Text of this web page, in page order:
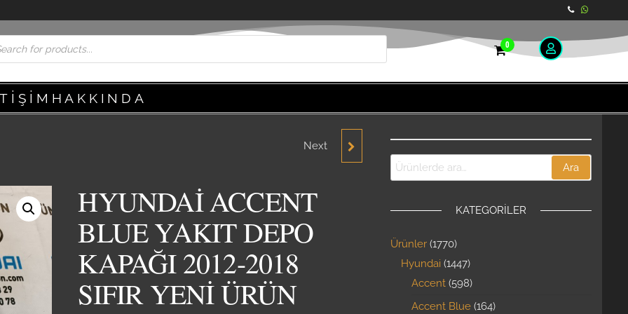
0
HAKKINDA
HYUNDAİ ELANTRA İÇ
SIFIR YENİ ÜRÜN
Next
HYUNDAİ ACCENT
BLUE YAKIT DEPO
KAPAĞI 2012-2018
SIFIR YENİ ÜRÜN
Ara
KATEGORILER
Ürünler 1770
Hyundai 1447
Accent 598
Accent Blue 164